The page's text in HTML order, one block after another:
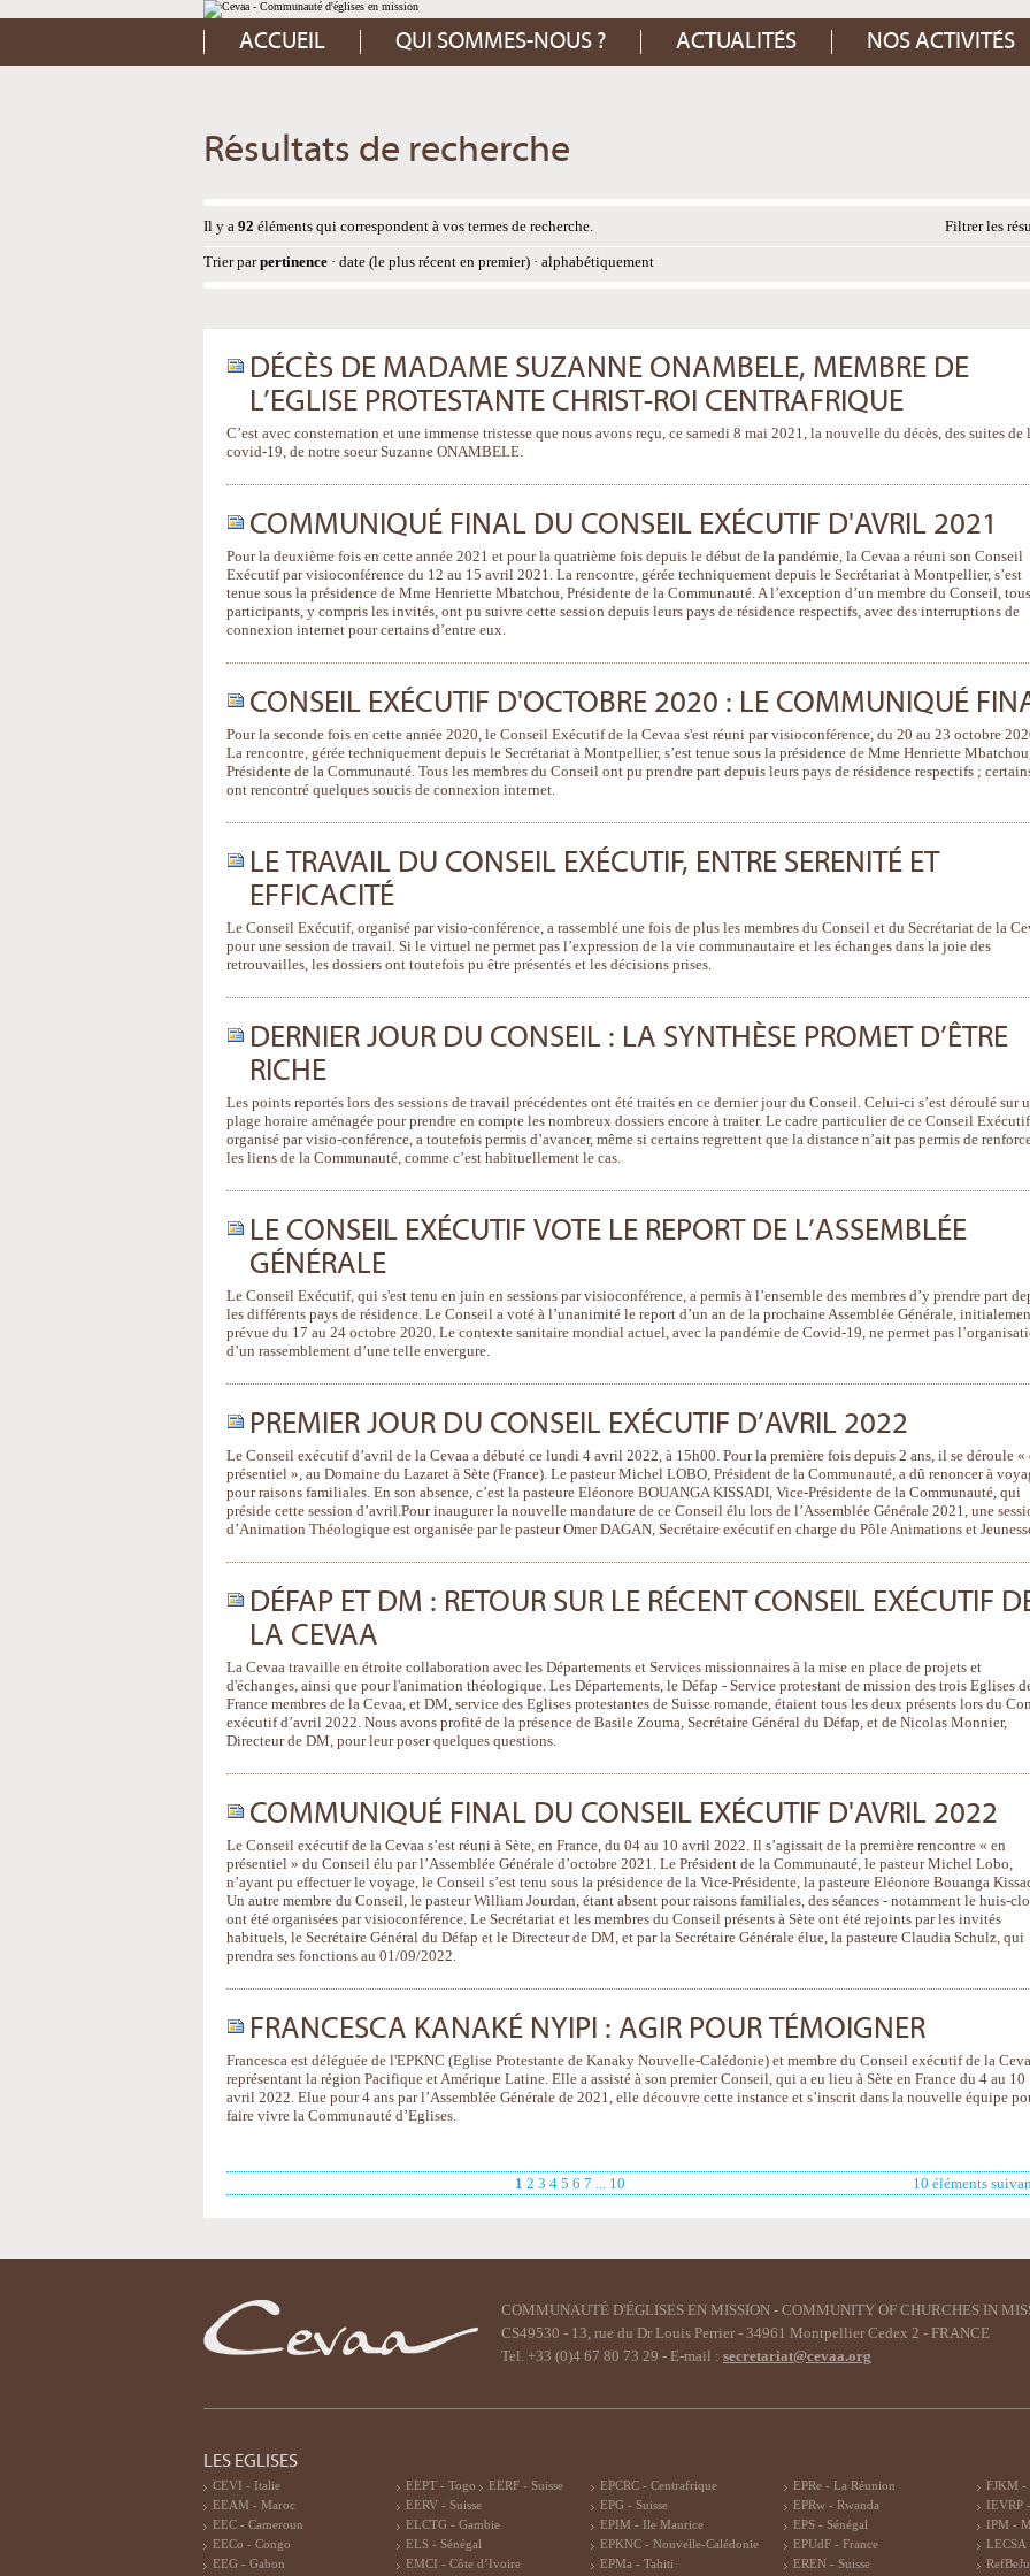
Aller
au
contenu.
Aller
à
Outils
personnels
ACCUEIL QUI SOMMES-NOUS ? ACTUALITÉS NOS ACTIVITÉS
Résultats de recherche
Il y a 92 éléments qui correspondent à vos termes de recherche. Filtrer les
Trier par pertinence · date (le plus récent en premier) · alphabétiquement
DÉCÈS DE MADAME SUZANNE ONAMBELE, MEMBRE DE
L’EGLISE PROTESTANTE CHRIST-ROI CENTRAFRIQUE
C’est avec consternation et une immense tristesse que nous avons reçu, ce samedi 8 mai 2021, la nouvelle du décès, des suites de
covid-19, de notre soeur Suzanne ONAMBELE.
COMMUNIQUÉ FINAL DU CONSEIL EXÉCUTIF D'AVRIL 2021
Pour la deuxième fois en cette année 2021 et pour la quatrième fois depuis le début de la pandémie, la Cevaa a réuni son Conseil
Exécutif par visioconférence du 12 au 15 avril 2021. La rencontre, gérée techniquement depuis le Secrétariat à Montpellier, s’est
tenue sous la présidence de Mme Henriette Mbatchou, Présidente de la Communauté. A l’exception d’un membre du Conseil,
participants, y compris les invités, ont pu suivre cette session depuis leurs pays de résidence respectifs, avec des interruptions de
connexion internet pour certains d’entre eux.
CONSEIL EXÉCUTIF D'OCTOBRE 2020 : LE COMMUNIQUÉ
Pour la seconde fois en cette année 2020, le Conseil Exécutif de la Cevaa s'est réuni par visioconférence, du 20 au 23 octobre
La rencontre, gérée techniquement depuis le Secrétariat à Montpellier, s’est tenue sous la présidence de Mme Henriette
Présidente de la Communauté. Tous les membres du Conseil ont pu prendre part depuis leurs pays de résidence respectifs ;
ont rencontré quelques soucis de connexion internet.
LE TRAVAIL DU CONSEIL EXÉCUTIF, ENTRE SERENITÉ ET
EFFICACITÉ
Le Conseil Exécutif, organisé par visio-conférence, a rassemblé une fois de plus les membres du Conseil et du Secrétariat de la
pour une session de travail. Si le virtuel ne permet pas l’expression de la vie communautaire et les échanges dans la joie des
retrouvailles, les dossiers ont toutefois pu être présentés et les décisions prises.
DERNIER JOUR DU CONSEIL : LA SYNTHÈSE PROMET D’ÊTRE
RICHE
Les points reportés lors des sessions de travail précédentes ont été traités en ce dernier jour du Conseil. Celui-ci s’est déroulé sur
plage horaire aménagée pour prendre en compte les nombreux dossiers encore à traiter. Le cadre particulier de ce Conseil
organisé par visio-conférence, a toutefois permis d’avancer, même si certains regrettent que la distance n’ait pas permis de
les liens de la Communauté, comme c’est habituellement le cas.
LE CONSEIL EXÉCUTIF VOTE LE REPORT DE L’ASSEMBLÉE
GÉNÉRALE
Le Conseil Exécutif, qui s'est tenu en juin en sessions par visioconférence, a permis à l’ensemble des membres d’y prendre part
les différents pays de résidence. Le Conseil a voté à l’unanimité le report d’un an de la prochaine Assemblée Générale,
prévue du 17 au 24 octobre 2020. Le contexte sanitaire mondial actuel, avec la pandémie de Covid-19, ne permet pas
d’un rassemblement d’une telle envergure.
PREMIER JOUR DU CONSEIL EXÉCUTIF D’AVRIL 2022
Le Conseil exécutif d’avril de la Cevaa a débuté ce lundi 4 avril 2022, à 15h00. Pour la première fois depuis 2 ans, il se déroule «
présentiel », au Domaine du Lazaret à Sète (France). Le pasteur Michel LOBO, Président de la Communauté, a dû renoncer à
pour raisons familiales. En son absence, c’est la pasteure Eléonore BOUANGA KISSADI, Vice-Présidente de la Communauté, qui
préside cette session d’avril. ​Pour inaugurer la nouvelle mandature de ce Conseil élu lors de l’Assemblée Générale 2021, une
d’Animation Théologique est organisée par le pasteur Omer DAGAN, Secrétaire exécutif en charge du Pôle Animations et
DÉFAP ET DM : RETOUR SUR LE RÉCENT CONSEIL EXÉCUTIF
LA CEVAA
La Cevaa travaille en étroite collaboration avec les Départements et Services missionnaires à la mise en place de projets et
d'échanges, ainsi que pour l'animation théologique. Les Départements, le Défap - Service protestant de mission des trois Eglises
France membres de la Cevaa, et DM, service des Eglises protestantes de Suisse romande, étaient tous les deux présents lors du
exécutif d’avril 2022. Nous avons profité de la présence de Basile Zouma, Secrétaire Général du Défap, et de Nicolas Monnier,
Directeur de DM, pour leur poser quelques questions.
COMMUNIQUÉ FINAL DU CONSEIL EXÉCUTIF D'AVRIL 2022
Le Conseil exécutif de la Cevaa s’est réuni à Sète, en France, du 04 au 10 avril 2022. Il s’agissait de la première rencontre « en
présentiel » du Conseil élu par l’Assemblée Générale d’octobre 2021. Le Président de la Communauté, le pasteur Michel Lobo,
n’ayant pu effectuer le voyage, le Conseil s’est tenu sous la présidence de la Vice-Présidente, la pasteure Eléonore Bouanga
Un autre membre du Conseil, le pasteur William Jourdan, étant absent pour raisons familiales, des séances - notamment le huis-
ont été organisées par visioconférence. Le Secrétariat et les membres du Conseil présents à Sète ont été rejoints par les invités
habituels, le Secrétaire Général du Défap et le Directeur de DM, et par la Secrétaire Générale élue, la pasteure Claudia Schulz, qui
prendra ses fonctions au 01/09/2022.
FRANCESCA KANAKÉ NYIPI : AGIR POUR TÉMOIGNER
Francesca est déléguée de l'EPKNC (Eglise Protestante de Kanaky Nouvelle-Calédonie) et membre du Conseil exécutif de la
représentant la région Pacifique et Amérique Latine. Elle a assisté à son premier Conseil, qui a eu lieu à Sète en France du 4 au 10
avril 2022. Elue pour 4 ans par l’Assemblée Générale de 2021, elle découvre cette instance et s’inscrit dans la nouvelle équipe
faire vivre la Communauté d’Eglises.
10 éléments
1 2 3 4 5 6 7 ... 10
COMMUNAUTÉ D'ÉGLISES EN MISSION - COMMUNITY OF CHURCHES IN
CS49530 - 13, rue du Dr Louis Perrier - 34961 Montpellier Cedex 2 - FRANCE
Tel. +33 (0)4 67 80 73 29 - E-mail : secretariat@cevaa.org
LES EGLISES
CEVI - Italie
EEAM - Maroc
EEC - Cameroun
EECo - Congo
EEG - Gabon
EEPT - Togo
EERF - Suisse
EERV - Suisse
ELCTG - Gambie
ELS - Sénégal
EMCI - Côte d’Ivoire
EPCRC - Centrafrique
EPG - Suisse
EPIM - Ile Maurice
EPKNC - Nouvelle-Calédonie
EPMa - Tahiti
EPRe - La Réunion
EPRw - Rwanda
EPS - Sénégal
EPUdF - France
EREN - Suisse
FJKM -
IEVRP
IPM -
LECSA